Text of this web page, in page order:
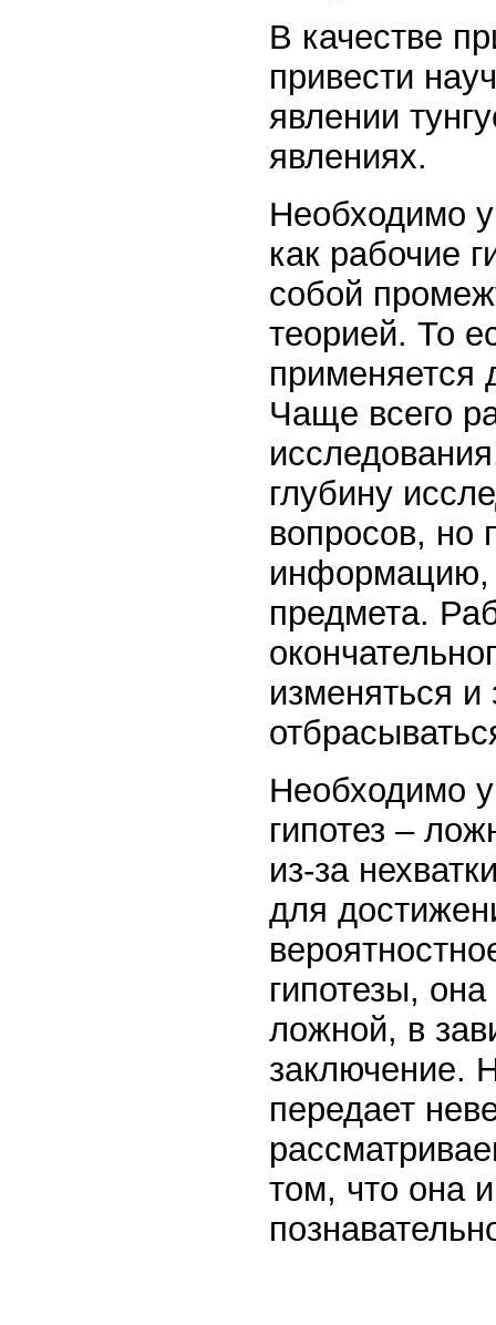
В качестве
привести
явлении
явлениях.
Необходимо
как рабочие
собой
теорией. То
применяется
Чаще всего
глубину
вопросов, но
информацию,
предмета.
изменяться и
Необходимо
гипотез –
из-за
для
гипотезы,
ложной, в
заключение.
передает
том, что она